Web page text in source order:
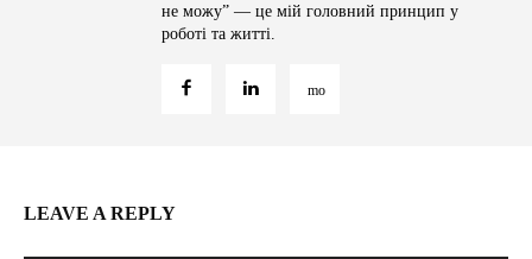
не можу” — це мій головний принцип у
роботі та житті.
LEAVE A REPLY